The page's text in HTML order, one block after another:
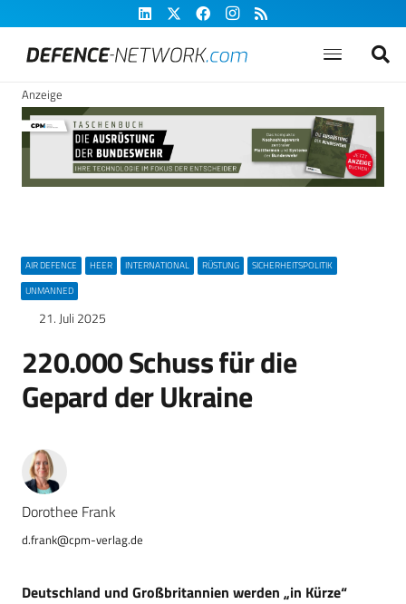
Anzeige
AIR DEFENCE HEER INTERNATIONAL RÜSTUNG
SICHERHEITSPOLITIK
UNMANNED
21. Juli 2025
220.000 Schuss für die
Gepard der Ukraine
Dorothee Frank
d.frank@cpm-verlag.de
Deutschland und Großbritannien werden „in Kürze“